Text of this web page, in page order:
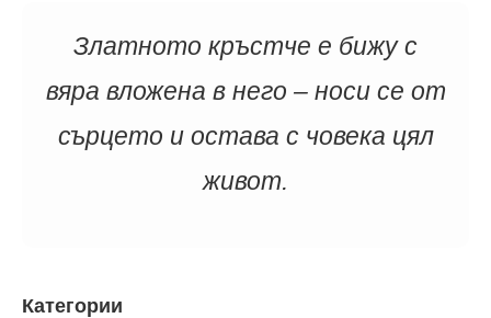
Златното кръстче е бижу с
вяра вложена в него – носи се от
сърцето и остава с човека цял
живот.
Категории